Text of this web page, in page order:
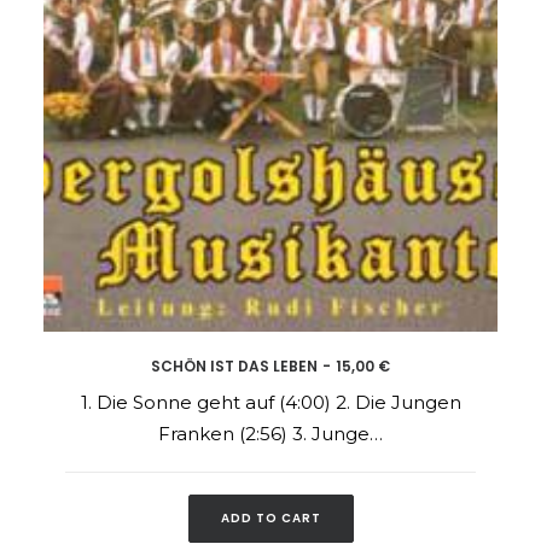
SCHÖN IST DAS LEBEN 15,00 €
1. Die Sonne geht auf (4:00) 2. Die Jungen
Franken (2:56) 3. Junge…
ADD TO CART